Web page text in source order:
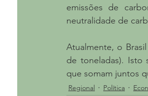
emissões de
neutralidade de
Atualmente, o
de toneladas). Isto
que somam juntos
Regional Política